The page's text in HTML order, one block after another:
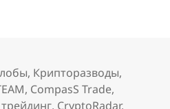
, Крипторазводы,
, CompasS Trade,
, CryptoRadar,